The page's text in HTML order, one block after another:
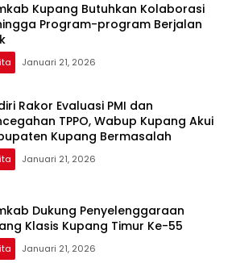
Kupang Butuhkan Kolaborasi
Program-program Berjalan
Januari 21, 2026
Rakor Evaluasi PMI dan
TPPO, Wabup Kupang Akui
Kupang Bermasalah
Januari 21, 2026
Dukung Penyelenggaraan
Klasis Kupang Timur Ke-55
Januari 21, 2026